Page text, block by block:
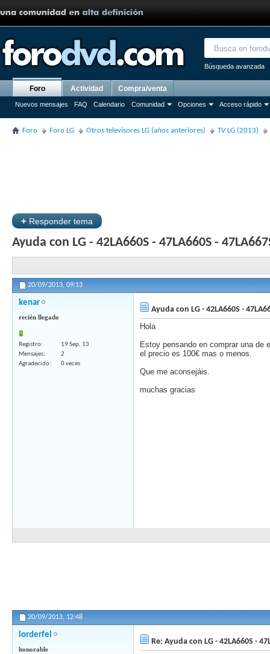
Búsqueda avanzada
Foro
Nuevos mensajes FAQ Calendario Comunidad Opciones Acceso rápido
Actividad Compra/venta
Foro Foro LG Otros televisores LG (años anteriores) TV LG (2013)
+ Responder tema
Ayuda con LG - 42LA660S - 47LA660S -
20/09/2013, 09:13
kenar
recién llegado
Registro
19 Sep, 13
Mensajes
2
Agradecido
0 veces
Ayuda con LG - 42LA660S -
Hola
Estoy pensando en comprar una
el precio es 100€ mas o menos.
Que me aconsejáis.
muchas gracias
20/09/2013, 12:48
lorderfel
honorable
Re: Ayuda con LG - 42LA660S -